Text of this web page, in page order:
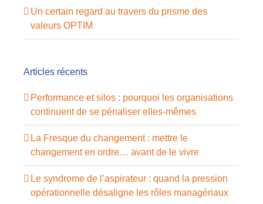
Un certain regard au travers du prisme des
valeurs OPTIM
Articles récents
Performance et silos : pourquoi les organisations
continuent de se pénaliser elles-mêmes
La Fresque du changement : mettre le
changement en ordre… avant de le vivre
Le syndrome de l’aspirateur : quand la pression
opérationnelle désaligne les rôles managériaux